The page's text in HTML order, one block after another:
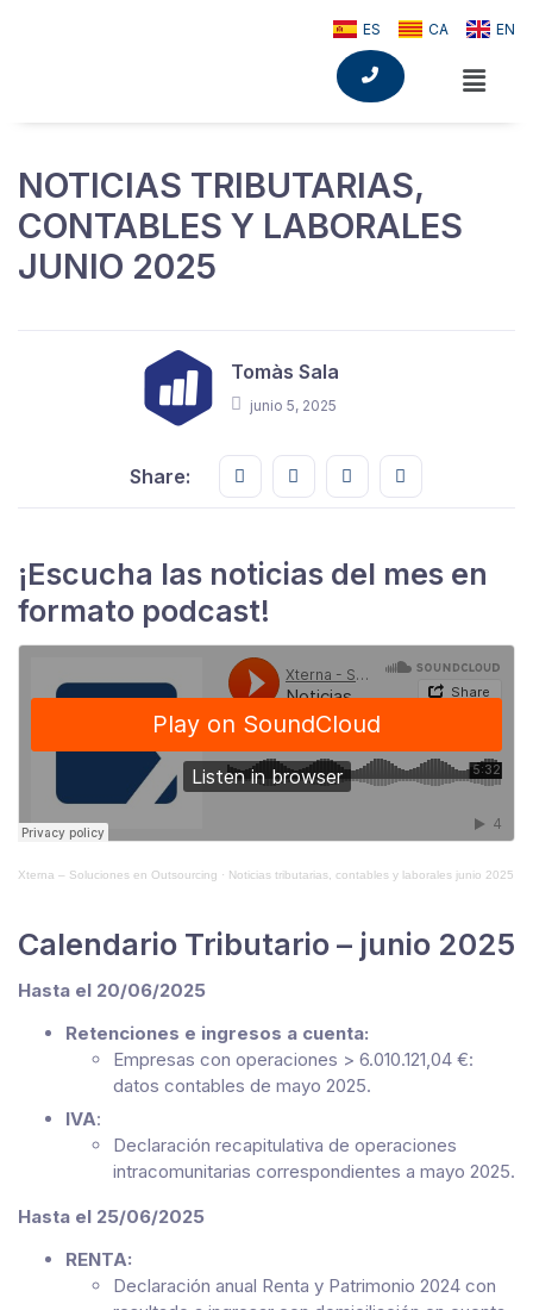
ES CA EN
NOTICIAS TRIBUTARIAS,
CONTABLES Y LABORALES
JUNIO 2025
Tomàs Sala
junio 5, 2025
Share: Share this on FaceBook
Share this on Twitter
Share this on GMail
Share this on
¡Escucha las noticias del mes en
formato podcast!
Xterna – Soluciones en Outsourcing · Noticias tributarias, contables y laborales junio 2025
Calendario Tributario – junio 2025
Hasta el 20/06/2025
Retenciones e ingresos a cuenta:
Empresas con operaciones > 6.010.121,04 €:
datos contables de mayo 2025.
IVA:
Declaración recapitulativa de operaciones
intracomunitarias correspondientes a mayo 2025.
Hasta el 25/06/2025
RENTA:
Declaración anual Renta y Patrimonio 2024 con